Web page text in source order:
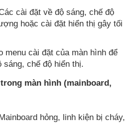
cài đặt về độ sáng, chế độ
hoặc cài đặt hiển thị gây tối
menu cài đặt của màn hình để
sáng, chế độ hiển thị.
màn hình (mainboard,
hỏng, linh kiện bị cháy,